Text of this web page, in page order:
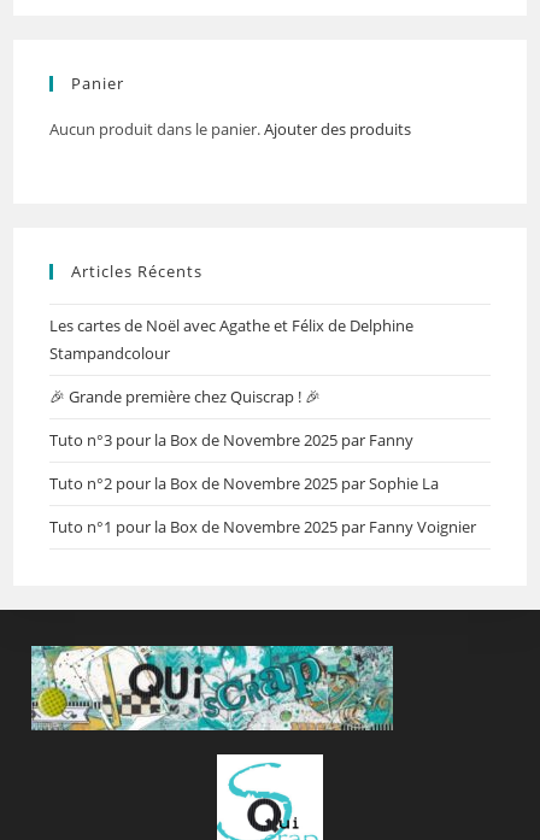
Panier
Aucun produit dans le panier.Ajouter des produits
Articles Récents
Les cartes de Noël avec Agathe et Félix de Delphine
Stampandcolour
🎉 Grande première chez Quiscrap ! 🎉
Tuto n°3 pour la Box de Novembre 2025 par Fanny
Tuto n°2 pour la Box de Novembre 2025 par Sophie La
Tuto n°1 pour la Box de Novembre 2025 par Fanny Voignier